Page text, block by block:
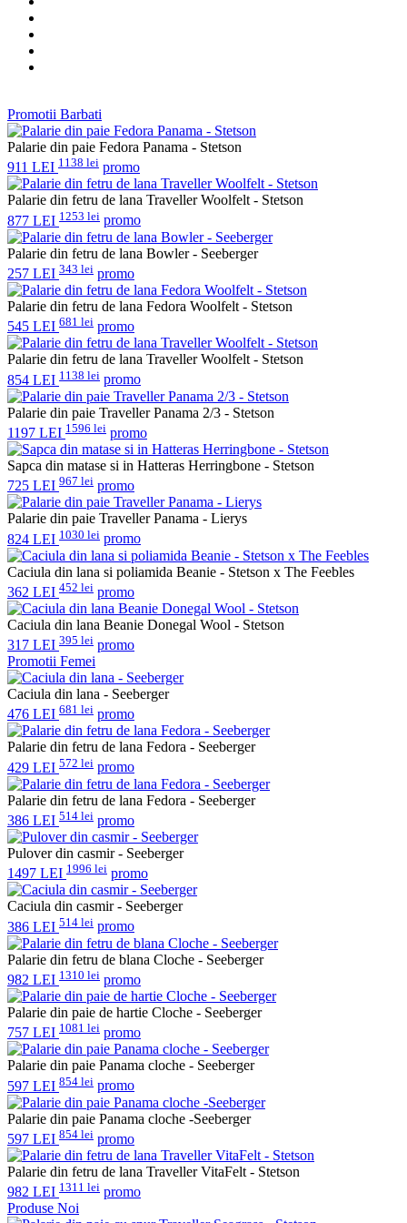
Promotii Barbati
Palarie din paie Fedora Panama - Stetson
911 LEI 1138 lei promo
Palarie din fetru de lana Traveller Woolfelt - Stetson
877 LEI 1253 lei promo
Palarie din fetru de lana Bowler - Seeberger
257 LEI 343 lei promo
Palarie din fetru de lana Fedora Woolfelt - Stetson
545 LEI 681 lei promo
Palarie din fetru de lana Traveller Woolfelt - Stetson
854 LEI 1138 lei promo
Palarie din paie Traveller Panama 2/3 - Stetson
1197 LEI 1596 lei promo
Sapca din matase si in Hatteras Herringbone - Stetson
725 LEI 967 lei promo
Palarie din paie Traveller Panama - Lierys
824 LEI 1030 lei promo
Caciula din lana si poliamida Beanie - Stetson x The Feebles
362 LEI 452 lei promo
Caciula din lana Beanie Donegal Wool - Stetson
317 LEI 395 lei promo
Promotii Femei
Caciula din lana - Seeberger
476 LEI 681 lei promo
Palarie din fetru de lana Fedora - Seeberger
429 LEI 572 lei promo
Palarie din fetru de lana Fedora - Seeberger
386 LEI 514 lei promo
Pulover din casmir - Seeberger
1497 LEI 1996 lei promo
Caciula din casmir - Seeberger
386 LEI 514 lei promo
Palarie din fetru de blana Cloche - Seeberger
982 LEI 1310 lei promo
Palarie din paie de hartie Cloche - Seeberger
757 LEI 1081 lei promo
Palarie din paie Panama cloche - Seeberger
597 LEI 854 lei promo
Palarie din paie Panama cloche -Seeberger
597 LEI 854 lei promo
Palarie din fetru de lana Traveller VitaFelt - Stetson
982 LEI 1311 lei promo
Produse Noi